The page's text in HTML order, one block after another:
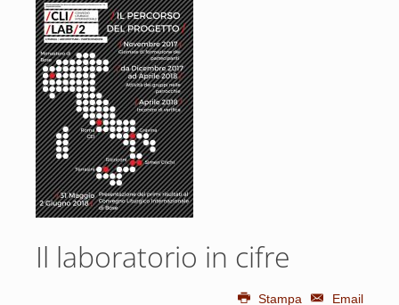
Il laboratorio in cifre
Stampa Email